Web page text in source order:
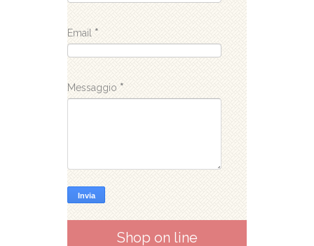
Email *
Messaggio *
Shop on line